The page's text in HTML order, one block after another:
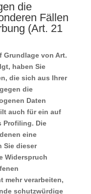
die
Fällen
(Art. 21
Grundlage von Art.
haben Sie
die sich aus Ihrer
die
Daten
auch für ein auf
Profiling. Die
eine
Sie dieser
Widerspruch
mehr verarbeiten,
schutzwürdige